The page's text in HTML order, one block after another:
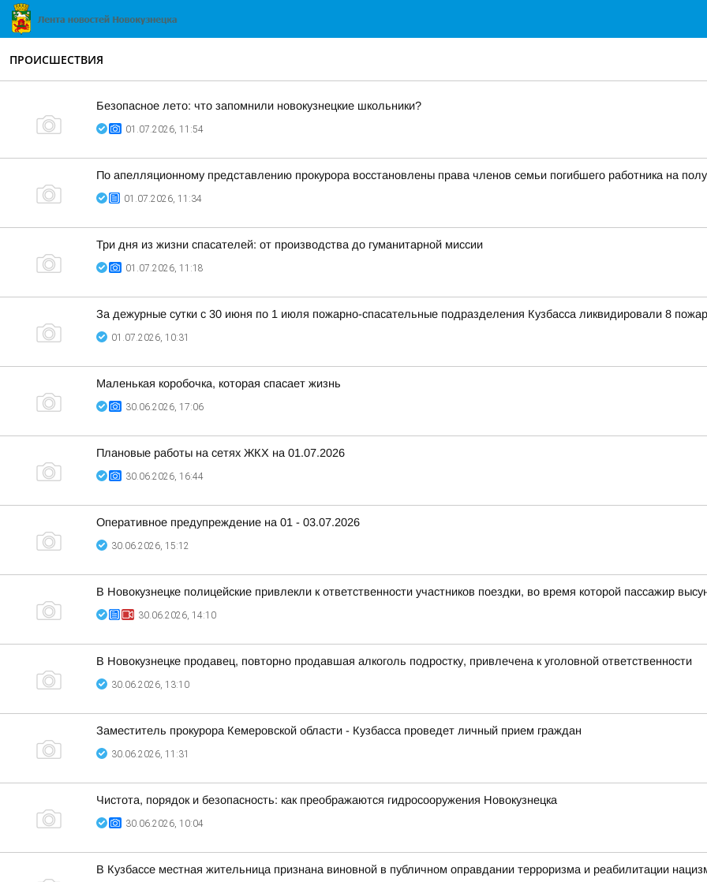
ПРОИСШЕСТВИЯ
Безопасное лето: что запомнили новокузнецкие школьники?
01.07.2026, 11:54
По апелляционному представлению прокурора восстановлены права членов семьи погибшего работника на
01.07.2026, 11:34
Три дня из жизни спасателей: от производства до гуманитарной миссии
01.07.2026, 11:18
За дежурные сутки с 30 июня по 1 июля пожарно-спасательные подразделения Кузбасса ликвидировали 8
01.07.2026, 10:31
Маленькая коробочка, которая спасает жизнь
30.06.2026, 17:06
Плановые работы на сетях ЖКХ на 01.07.2026
30.06.2026, 16:44
Оперативное предупреждение на 01 - 03.07.2026
30.06.2026, 15:12
В Новокузнецке полицейские привлекли к ответственности участников поездки, во время которой пассажир
30.06.2026, 14:10
В Новокузнецке продавец, повторно продавшая алкоголь подростку, привлечена к уголовной ответственности
30.06.2026, 13:10
Заместитель прокурора Кемеровской области - Кузбасса проведет личный прием граждан
30.06.2026, 11:31
Чистота, порядок и безопасность: как преображаются гидросооружения Новокузнецка
30.06.2026, 10:04
В Кузбассе местная жительница признана виновной в публичном оправдании терроризма и реабилитации